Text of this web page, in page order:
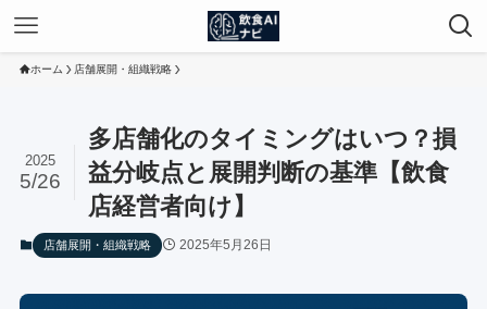
ホーム 店舗展開・組織戦略
多店舗化のタイミングはいつ？損
益分岐点と展開判断の基準【飲食
店経営者向け】
2025
5/26
店舗展開・組織戦略 2025年5月26日